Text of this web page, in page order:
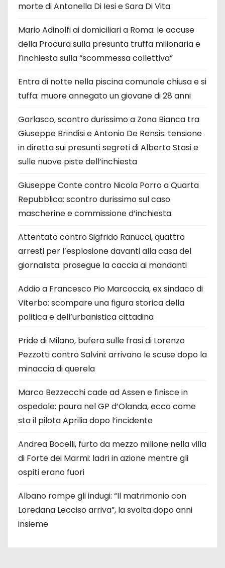
morte di Antonella Di Iesi e Sara Di Vita
Mario Adinolfi ai domiciliari a Roma: le accuse
della Procura sulla presunta truffa milionaria e
l’inchiesta sulla “scommessa collettiva”
Entra di notte nella piscina comunale chiusa e si
tuffa: muore annegato un giovane di 28 anni
Garlasco, scontro durissimo a Zona Bianca tra
Giuseppe Brindisi e Antonio De Rensis: tensione
in diretta sui presunti segreti di Alberto Stasi e
sulle nuove piste dell’inchiesta
Giuseppe Conte contro Nicola Porro a Quarta
Repubblica: scontro durissimo sul caso
mascherine e commissione d’inchiesta
Attentato contro Sigfrido Ranucci, quattro
arresti per l’esplosione davanti alla casa del
giornalista: prosegue la caccia ai mandanti
Addio a Francesco Pio Marcoccia, ex sindaco di
Viterbo: scompare una figura storica della
politica e dell’urbanistica cittadina
Pride di Milano, bufera sulle frasi di Lorenzo
Pezzotti contro Salvini: arrivano le scuse dopo la
minaccia di querela
Marco Bezzecchi cade ad Assen e finisce in
ospedale: paura nel GP d’Olanda, ecco come
sta il pilota Aprilia dopo l’incidente
Andrea Bocelli, furto da mezzo milione nella villa
di Forte dei Marmi: ladri in azione mentre gli
ospiti erano fuori
Albano rompe gli indugi: “Il matrimonio con
Loredana Lecciso arriva”, la svolta dopo anni
insieme